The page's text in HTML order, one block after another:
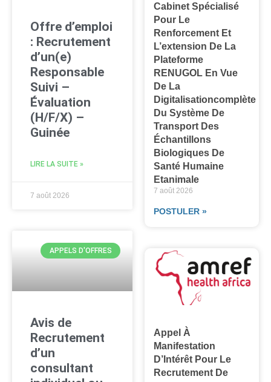
Offre d’emploi
: Recrutement
d’un(e)
Responsable
Suivi –
Évaluation
(H/F/X) –
Guinée
LIRE LA SUITE »
7 août 2026
APPELS D'OFFRES
Avis de
Recrutement
d’un
consultant
Cabinet Spécialisé
Pour Le
Renforcement Et
L’extension De La
Plateforme
RENUGOL En Vue
De La
Digitalisationcomplète
Du Système De
Transport Des
Échantillons
Biologiques De
Santé Humaine
Etanimale
7 août 2026
POSTULER »
Appel À
Manifestation
D’Intérêt Pour Le
Recrutement De